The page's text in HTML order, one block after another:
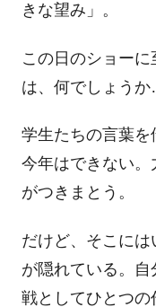
きな望み」。
この日のショー
は、何でしょう
学生たちの言葉を
今年はできない。
がつきまとう。
だけど、そこに
が隠れている。
戦としてひとつの